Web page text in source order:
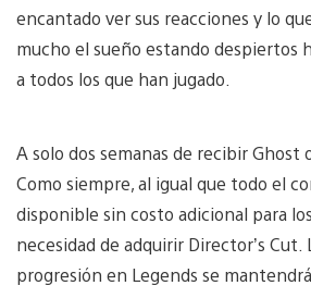
encantado ver sus reacciones y lo
mucho el sueño estando despiertos
a todos los que han jugado.
A solo dos semanas de recibir Ghost
Como siempre, al igual que todo el
disponible sin costo adicional para
necesidad de adquirir Director’s
progresión en Legends se